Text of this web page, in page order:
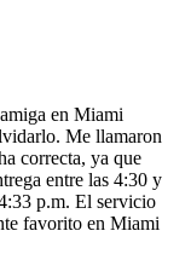
en Miami
Me llamaron
correcta, ya que
entre las 4:30 y
p.m. El servicio
favorito en Miami